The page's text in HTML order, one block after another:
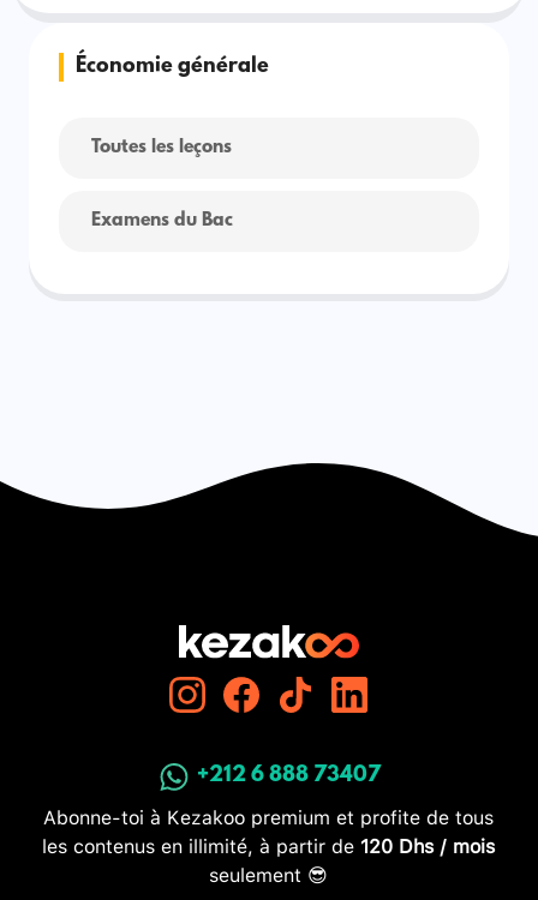
Économie générale
Toutes les leçons
Examens du Bac
+212 6 888 73407
Abonne-toi à Kezakoo premium et profite de tous
les contenus en illimité, à partir de 120 Dhs / mois
seulement 😎